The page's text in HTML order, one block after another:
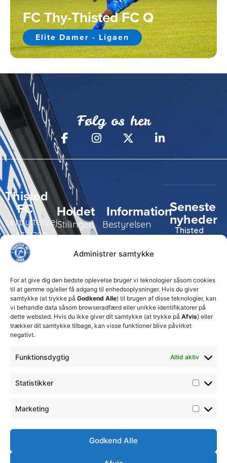
Administrer samtykke
For at give dig den bedste oplevelse bruger vi teknologier såsom cookies
til at gemme og/eller få adgang til enhedsoplysninger. Hvis du giver
samtykke (at trykke på Godkend Alle) til brugen af disse teknologier, kan
vi behandle data såsom browseradfærd eller unikke identifikatorer på
dette websted. Hvis du ikke giver dit samtykke (at trykke på Afvis) eller
trækker dit samtykke tilbage, kan visse funktioner blive påvirket
negativt.
Funktionsdygtig Altid aktiv
Statistikker
Marketing
Godkend Alle
FC Thy-Thisted FC Q
Elite Damer - Ligaen
Følg os her
Thisted
FC
Lerpyttervej
37, 7700
Thisted
99 19
19
Holdet
Stillingen
Trænerteamet
Information
Bestyrelsen
ledelse
Erhverv
Club 500
Seneste
nyheder
Thisted
for at
sikre
klubbens
fremtid
15. juli 2026
𝘀𝗽𝗶𝗹𝗹𝗲𝗿
17. april 2026
Velkommen
til Emilie
7. februar